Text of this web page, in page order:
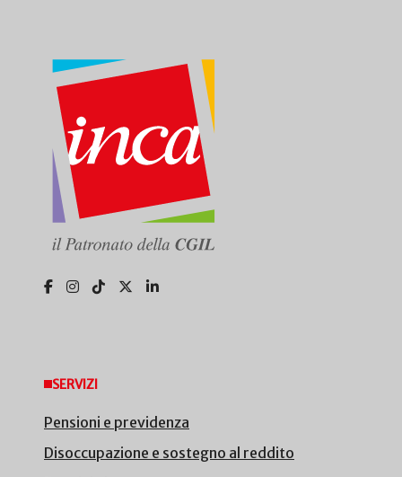
SERVIZI
Pensioni e previdenza
Disoccupazione e sostegno al reddito